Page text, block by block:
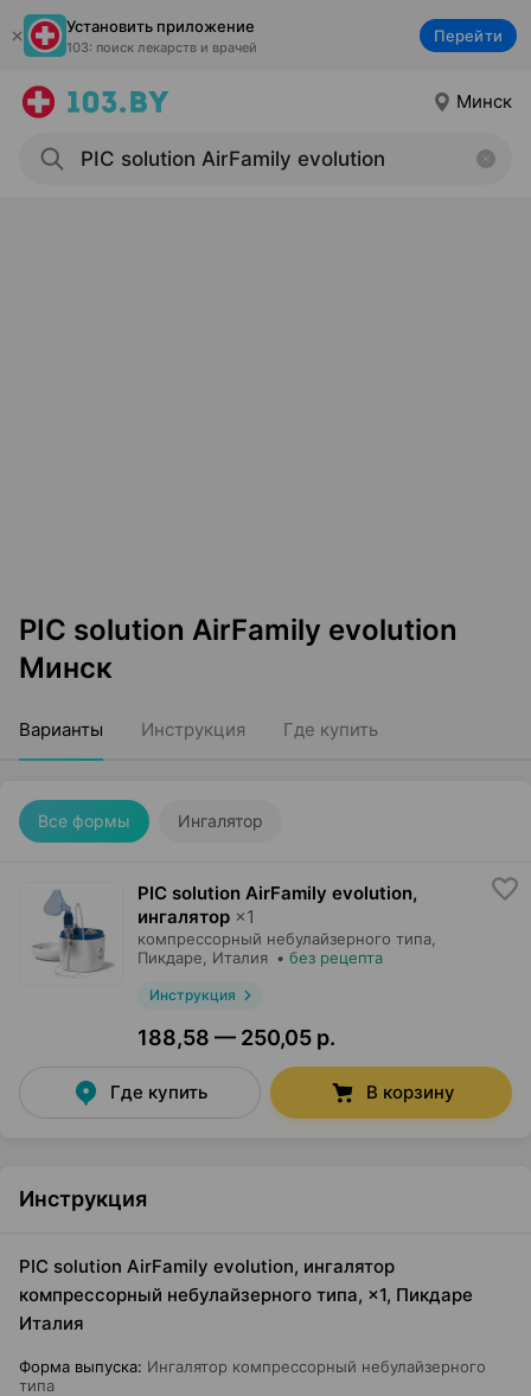
Установить приложение
103: поиск лекарств и врачей
Перейти
Минск
PIC solution AirFamily evolution
Минск
Варианты Инструкция Где купить
Все формы Ингалятор
PIC solution AirFamily evolution,
ингалятор ×1
компрессорный небулайзерного типа,
Пикдаре , Италия • без рецепта
Инструкция
188,58 — 250,05 р.
Где купить В корзину
Инструкция
PIC solution AirFamily evolution, ингалятор
компрессорный небулайзерного типа, ×1, Пикдаре
Италия
Форма выпуска: Ингалятор компрессорный небулайзерного
типа